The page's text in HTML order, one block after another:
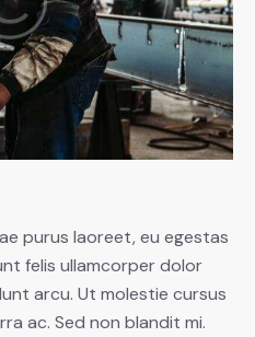
purus laoreet, eu egestas
felis ullamcorper dolor
arcu. Ut molestie cursus
ac. Sed non blandit mi.